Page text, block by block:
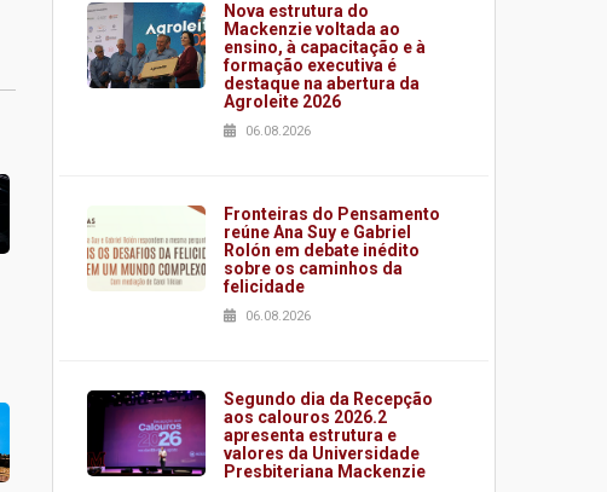
Nova estrutura do
Mackenzie voltada ao
ensino, à capacitação e à
formação executiva é
destaque na abertura da
Agroleite 2026
06.08.2026
Fronteiras do Pensamento
reúne Ana Suy e Gabriel
Rolón em debate inédito
sobre os caminhos da
felicidade
06.08.2026
Segundo dia da Recepção
aos calouros 2026.2
apresenta estrutura e
valores da Universidade
Presbiteriana Mackenzie